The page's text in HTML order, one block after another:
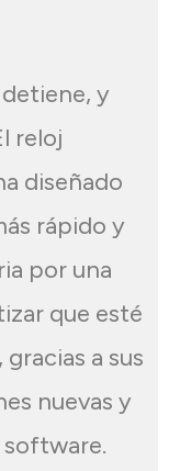
y
reloj
diseñado
rápido y
por una
que esté
a sus
nuevas y